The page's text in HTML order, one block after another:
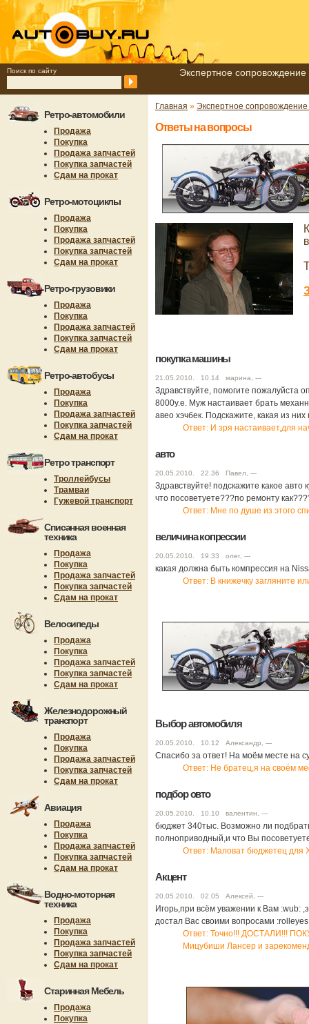
Поиск по сайту Экспертное
Ретро-автомобили
Продажа
Покупка
Продажа запчастей
Покупка запчастей
Сдам на прокат
Ретро-мотоциклы
Продажа
Покупка
Продажа запчастей
Покупка запчастей
Сдам на прокат
Ретро-грузовики
Продажа
Покупка
Продажа запчастей
Покупка запчастей
Сдам на прокат
Ретро-автобусы
Продажа
Покупка
Продажа запчастей
Покупка запчастей
Сдам на прокат
Ретро транспорт
Троллейбусы
Трамваи
Гужевой транспорт
Списанная военная
техника
Продажа
Покупка
Продажа запчастей
Покупка запчастей
Сдам на прокат
Велосипеды
Продажа
Покупка
Продажа запчастей
Покупка запчастей
Сдам на прокат
Железнодорожный
транспорт
Продажа
Покупка
Продажа запчастей
Покупка запчастей
Сдам на прокат
Авиация
Продажа
Покупка
Продажа запчастей
Покупка запчастей
Сдам на прокат
Водно-моторная
техника
Продажа
Покупка
Продажа запчастей
Покупка запчастей
Сдам на прокат
Старинная Мебель
Продажа
Покупка
Главная » Экспертное
Ответы на вопросы
покупка машины
21.05.2010. 10.14 марина, ---
Здравствуйте, помогите пожалуйста
8000у.е. Муж настаивает брать
авео хэчбек. Подскажите, какая из
Ответ: И зря настаивает,для
авто
20.05.2010. 22.36 Павел, ---
Здравствуйте! подскажите какое
что посоветуете???по ремонту
Ответ: Мне по душе из этого
величина копрессии
20.05.2010. 19.33 олег, ---
какая должна быть компрессия на
Ответ: В книжечку загляните
Выбор автомобиля
20.05.2010. 10.12 Александр, ---
Спасибо за ответ! На моём месте на
Ответ: Не братец,я на своём
подбор овто
20.05.2010. 10.10 валентин, ---
бюджет 340тыс. Возможно ли
полноприводный,и что Вы
Ответ: Маловат бюджетец для
Акцент
20.05.2010. 02.05 Алексей, ---
Игорь,при всём уважении к Вам :wub:
достал Вас своими вопросами
Ответ: Точно!!! ДОСТАЛИ!!!
Мицубиши Лансер и